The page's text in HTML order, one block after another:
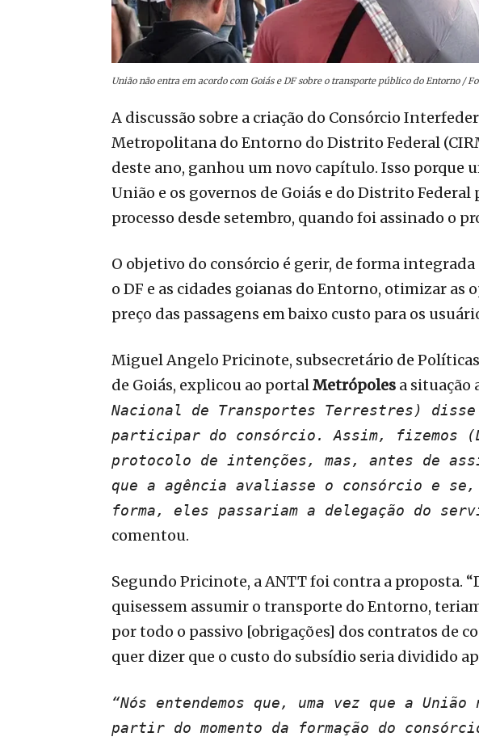
União não entra em acordo com Goiás e DF sobre o transporte público do Entorno /
A discussão sobre a criação do Consórcio
Metropolitana do Entorno do Distrito Federal
deste ano, ganhou um novo capítulo. Isso porque
União e os governos de Goiás e do Distrito
processo desde setembro, quando foi assinado o
O objetivo do consórcio é gerir, de forma
o DF e as cidades goianas do Entorno, otimizar as
preço das passagens em baixo custo para os
Miguel Angelo Pricinote, subsecretário de
de Goiás, explicou ao portalMetrópoles a situação
Nacional de Transportes Terrestres) disse
participar do consórcio. Assim, fizemos
protocolo de intenções, mas, antes de
que a agência avaliasse o consórcio e se,
forma, eles passariam a delegação do
comentou.
Segundo Pricinote, a ANTT foi contra a proposta.
quisessem assumir o transporte do Entorno,
por todo o passivo [obrigações] dos contratos de
quer dizer que o custo do subsídio seria dividido
“Nós entendemos que, uma vez que a
partir do momento da formação do